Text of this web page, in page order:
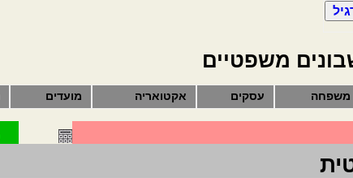
משפטיים
משפחה עסקים אקטואריה מועדים